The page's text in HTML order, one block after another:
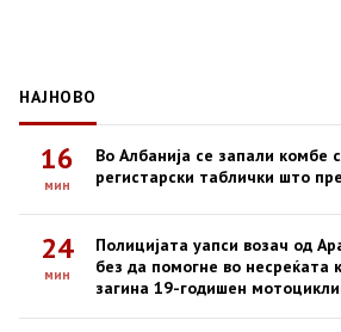
НАЈНОВО
16
мин
Во Албанија се запали комбе
регистарски таблички што
24
мин
Полицијата уапси возач од
без да помогне во несреќата
загина 19-годишен